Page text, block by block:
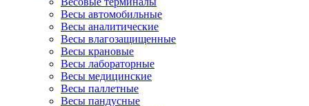
Весы автомобильные
Весы аналитические
Весы влагозащищенные
Весы крановые
Весы лабораторные
Весы медицинские
Весы паллетные
Весы пандусные